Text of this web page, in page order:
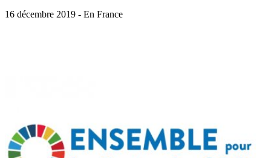
16 décembre 2019 - En France